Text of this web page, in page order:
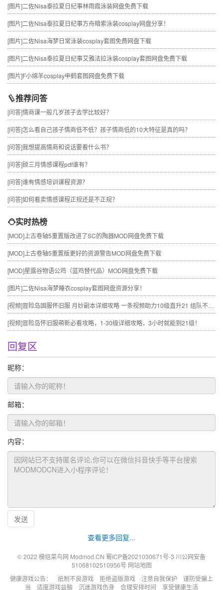
[图片]二佐Nisa泰拉夏日纪事林雨霞泳装网盘免费下载
[图片]二佐Nisa泰拉夏日纪事方舟暗索泳装cosplay网盘分享！
[图片]二佐Nisa海梦日常泳装cosplay套图免费网盘下载
[图片]二佐Nisa泰拉夏日纪事艾雅法拉泳装cosplay套图网盘免费下载
[图片]F小绵羊cosplay申鹤套图网盘免费下载
推荐问答
[问答]情商课一般几岁孩子去学比较好？
[问答]怎么看自己孩子情商低不低？孩子情商低的10大特征是真的吗？
[问答]我想提高情商和说话要看什么书？
[问答]顾三月情感课程pdf谁有？
[问答]谁有情感培训课程资源？
[问答]如何看卖情感课程正规还是不正规？
实时热榜
[MOD] 上古卷轴5重置版改进了SC的陶器MOD网盘免费下载
[MOD] 上古卷轴5重置版更好的资源警告MOD网盘免费下载
[MOD]星露谷物语公鸡（蓝鸡替代品）MOD网盘免费下载
[图片]二佐Nisa海梦睡衣cosplay套图网盘资源分享！
[视频]冒险岛国服怀旧服 月妙副本详细攻略 一条视频助力10级直升21 组队不求人
[视频]冒险岛怀旧服萌新必看攻略，1-30级详细攻略，3小时就能到21级！
回复区
昵称：
邮箱：
内容：
发送
查看更多回复...
© 2022 模组菜鸟网 Modmod.CN 蜀ICP备2021030671号-3 川公网安备
51068102510956号 网站地图
健康游戏公告： 抵制不良游戏 拒绝盗版游戏 注意自我保护 谨防受骗上
当 适度游戏益脑 沉迷游戏伤身 合理安排时间 享受健康生活